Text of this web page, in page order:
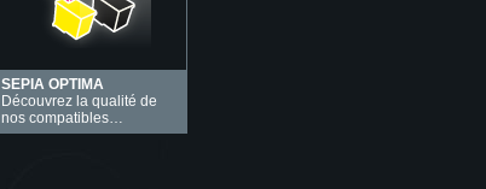
SEPIA OPTIMA
Découvrez la qualité de
nos compatibles…